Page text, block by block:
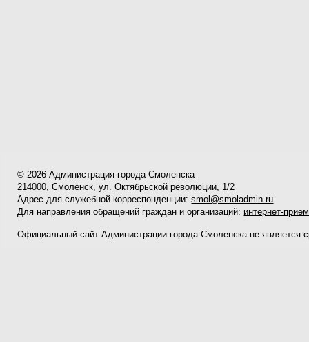
© 2026 Администрация города Смоленска
214000, Смоленск,ул. Октябрьской революции, 1/2
Адрес для служебной корреспонденции:smol@smoladmin.ru
Для направления обращений граждан и организаций: интернет-
Официальный сайт Администрации города Смоленска не является